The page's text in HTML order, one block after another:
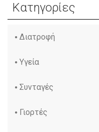
Κατηγορίες
Διατροφή
Υγεία
Συνταγές
Γιορτές